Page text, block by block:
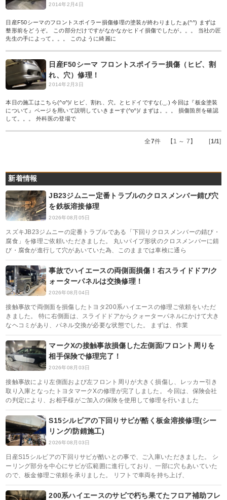
2014年2月4日
日産F50シーマのフロントスポイラー損傷修理の塗装が終わりましたぁ(^^) まずは
整形前をどうぞ。 この部分だけですがなかなかヒドイ損傷でしたが。。。 当社の匠
先生の手によって。。。 このように綺麗に
日産F50シーマ フロントスポイラー損傷（ヒビ、割
れ、穴）修理！
2014年2月3日
本日の施工はこちら(^o^)/ ヒビ、割れ、穴。とヒドイですな(._.) 今回は『板金塗装
について』ページを用いて説明していきまーす(^o^)/ まずは。。。 損傷箇所を確認
して。。。 外科医の登場で
全7件 【1 ～ 7】 [1/1]
新着情報
JB23ジムニー定番トラブルのクロスメンバー錆び穴
を鉄板溶接修理
2026年08月05日
スズキJB23ジムニーの定番トラブルである「下回りクロスメンバーの錆び・
腐食」を修理ご依頼いただきました。 丸いパイプ形状のクロスメンバーに錆
び・腐食が進行して穴があいていた為、このままでは車検に通ら
事故でハイエースの両側面損傷！右スライドドア/ク
ォーターパネルは交換修理！
2026年08月04日
接触事故で両側面を損傷したトヨタ200系ハイエースの修理ご依頼をいただ
きました。 特に右側面は、スライドドアからクォーターパネルにかけて大き
なヘコミがあり、パネル交換が必要な状態でした。 まずは、作業
マークXの接触事故損傷した左側面/フロント周りを
相手保険で修理完了！
2026年08月03日
接触事故により左側面および左フロント周りが大きく損傷し、レッカー引き
取り入庫となったトヨタマークXの修理が完了しました。 今回は、保険会社
の判定により、お相手様がご加入の保険を使用して修理を行いました
S15シルビアの下回りサビが酷く板金溶接修理(シー
リング/防錆施工)
2026年08月03日
日産S15シルビアの下回りサビが酷いとの事で、ご入庫いただきました。 シ
ーリング部分を中心にサビが広範囲に進行しており、一部に穴もあいていた
ので、板金修理ご依頼を承りました。 リフトで車両を持ち上げ、
200系ハイエースのサビで朽ち果てたフロア補助フレ